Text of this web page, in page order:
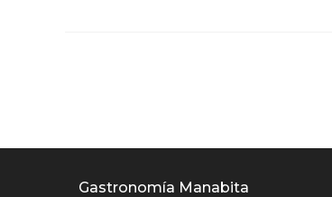
Gastronomía Manabita